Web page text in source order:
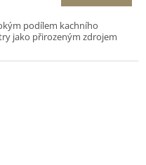
podílem kachního
jako přirozeným zdrojem